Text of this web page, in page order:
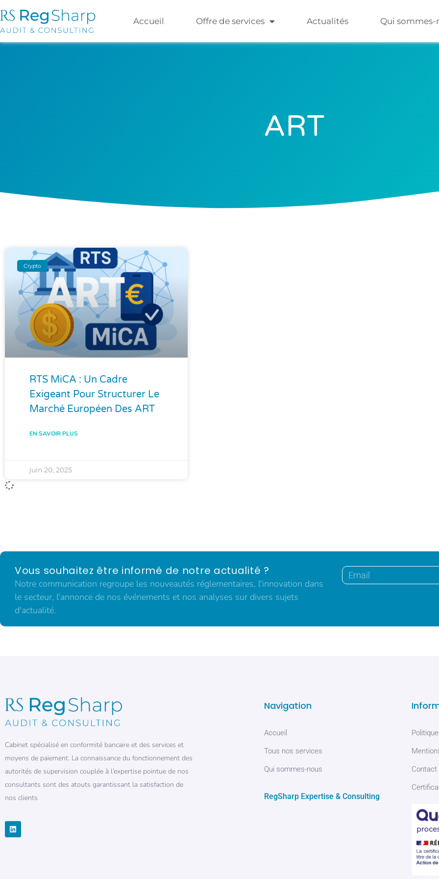
Accueil Offre de services Actualités Qui sommes-
ART
Crypto
RTS MiCA : Un Cadre
Exigeant Pour Structurer Le
Marché Européen Des ART
EN SAVOIR PLUS
juin 20, 2025
Vous souhaitez être informé de notre actualité ?
Notre communication regroupe les nouveautés réglementaires, l'innovation dans
le secteur, l'annonce de nos événements et nos analyses sur divers sujets
d'actualité.
Cabinet spécialisé en conformité bancaire et des services et
moyens de paiement. La connaissance du fonctionnement des
autorités de supervision couplée à l’expertise pointue de nos
consultants sont des atouts garantissant la satisfaction de
nos clients
Navigation
Accueil
Tous nos services
Qui sommes-nous
RegSharp Expertise & Consulting
Contact